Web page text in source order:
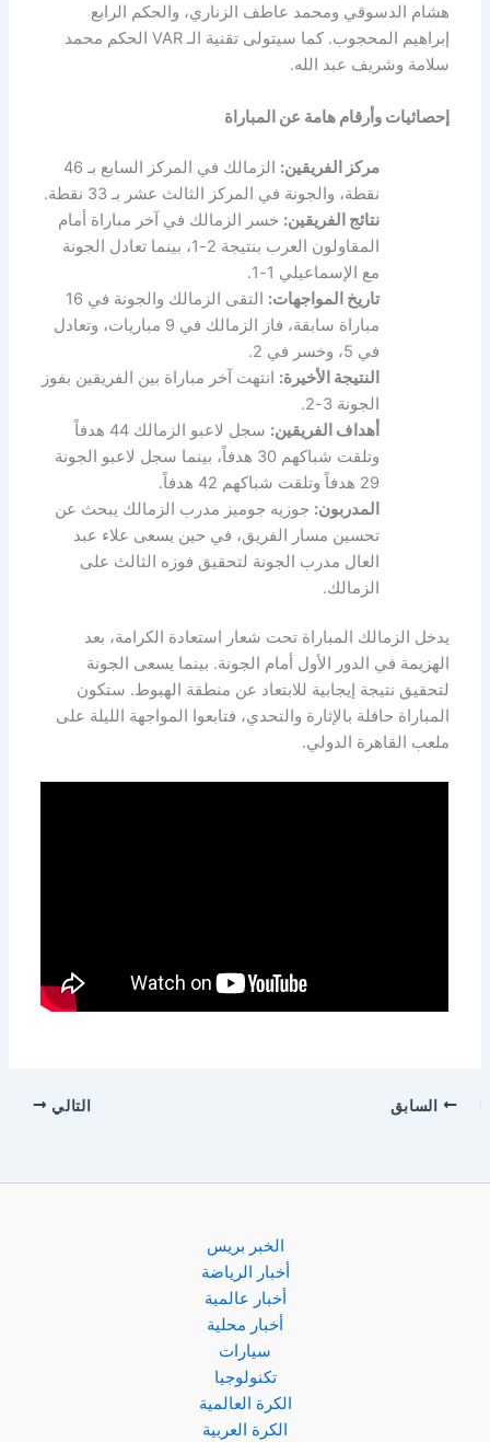
هشام الدسوقي ومحمد عاطف الزناري، والحكم الرابع
إبراهيم المحجوب. كما سيتولى تقنية الـ VAR الحكم محمد
سلامة وشريف عبد الله.
إحصائيات وأرقام هامة عن المباراة
مركز الفريقين:
الزمالك في المركز السابع بـ 46
نقطة، والجونة في المركز الثالث عشر بـ 33 نقطة.
نتائج الفريقين: خسر الزمالك في آخر مباراة أمام
المقاولون العرب بنتيجة 2-1، بينما تعادل الجونة
مع الإسماعيلي 1-1.
تاريخ المواجهات:
التقى الزمالك والجونة في 16
مباراة سابقة، فاز الزمالك في 9 مباريات، وتعادل
في 5، وخسر في 2.
النتيجة الأخيرة: انتهت آخر مباراة بين الفريقين بفوز
الجونة 3-2.
أهداف الفريقين:
سجل لاعبو الزمالك 44 هدفاً
وتلقت شباكهم 30 هدفاً، بينما سجل لاعبو الجونة
29 هدفاً وتلقت شباكهم 42 هدفاً.
المدربون: جوزيه جوميز مدرب الزمالك يبحث عن
تحسين مسار الفريق، في حين يسعى علاء عبد
العال مدرب الجونة لتحقيق فوزه الثالث على
الزمالك.
يدخل الزمالك المباراة تحت شعار استعادة الكرامة، بعد
الهزيمة في الدور الأول أمام الجونة. بينما يسعى الجونة
لتحقيق نتيجة إيجابية للابتعاد عن منطقة الهبوط. ستكون
المباراة حافلة بالإثارة والتحدي، فتابعوا المواجهة الليلة على
ملعب القاهرة الدولي.
السابق التالي
الخبر بريس
أخبار الرياضة
أخبار عالمية
أخبار محلية
سيارات
تكنولوجيا
الكرة العالمية
الكرة العربية